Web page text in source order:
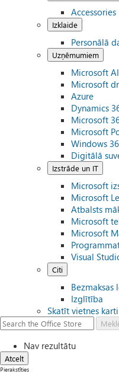
Accessories
Izklaide
Personālā
Uzņēmumiem
Microsoft AI
Microsoft
Azure
Dynamics
Microsoft
Microsoft
Windows
Digitālā
Izstrāde un IT
Microsoft
Microsoft
Atbalsts
Microsoft
Microsoft
Visual
Citi
Izglītība
Skatīt vietnes karti
Nav rezultātu
Atcelt
Pierakstīties